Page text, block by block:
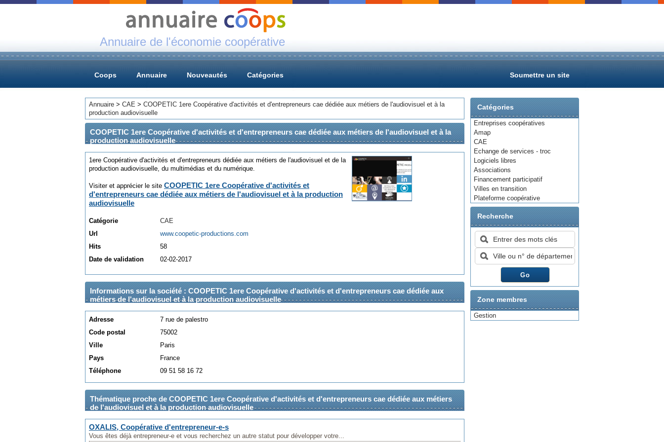
Annuaire de l'économie coopérative
Coops Annuaire Nouveautés Catégories Soumettre un site
Catégories
Entreprises coopératives
Amap
CAE
Echange de services - troc
Logiciels libres
Associations
Financement participatif
Villes en transition
Plateforme coopérative
Recherche
Zone membres
Gestion
Annuaire > CAE > COOPETIC 1ere Coopérative d'activités et d'entrepreneurs cae dédiée aux métiers de l'audiovisuel et à la
production audiovisuelle
COOPETIC 1ere Coopérative d'activités et d'entrepreneurs cae dédiée aux métiers de l'audiovisuel et à la
production audiovisuelle
1ere Coopérative d'activités et d'entrepreneurs dédiée aux métiers de l'audiovisuel et de la
production audiovisuelle, du multimédias et du numérique.
Visiter et apprécier le site COOPETIC 1ere Coopérative d'activités et
d'entrepreneurs cae dédiée aux métiers de l'audiovisuel et à la production
audiovisuelle
Catégorie
CAE
Url
www.coopetic-productions.com
Hits
58
Date de validation
02-02-2017
Informations sur la société : COOPETIC 1ere Coopérative d'activités et d'entrepreneurs cae dédiée aux
métiers de l'audiovisuel et à la production audiovisuelle
Adresse
7 rue de palestro
Code postal
75002
Ville
Paris
Pays
France
Téléphone
09 51 58 16 72
Thématique proche de COOPETIC 1ere Coopérative d'activités et d'entrepreneurs cae dédiée aux métiers
de l'audiovisuel et à la production audiovisuelle
OXALIS, Coopérative d'entrepreneur-e-s
Vous êtes déjà entrepreneur-e et vous recherchez un autre statut pour développer votre...